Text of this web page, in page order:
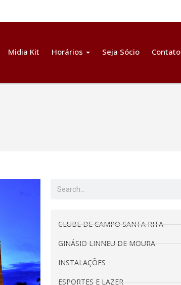
Midia Kit Horários Seja Sócio Contato
CLUBE DE CAMPO SANTA RITA
GINÁSIO LINNEU DE MOURA
INSTALAÇÕES
ESPORTES E LAZER